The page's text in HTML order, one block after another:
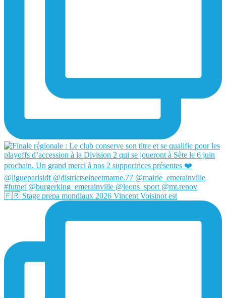
🇫🇷 Stage prepa mondiaux 2026 Vincent Voisinot est